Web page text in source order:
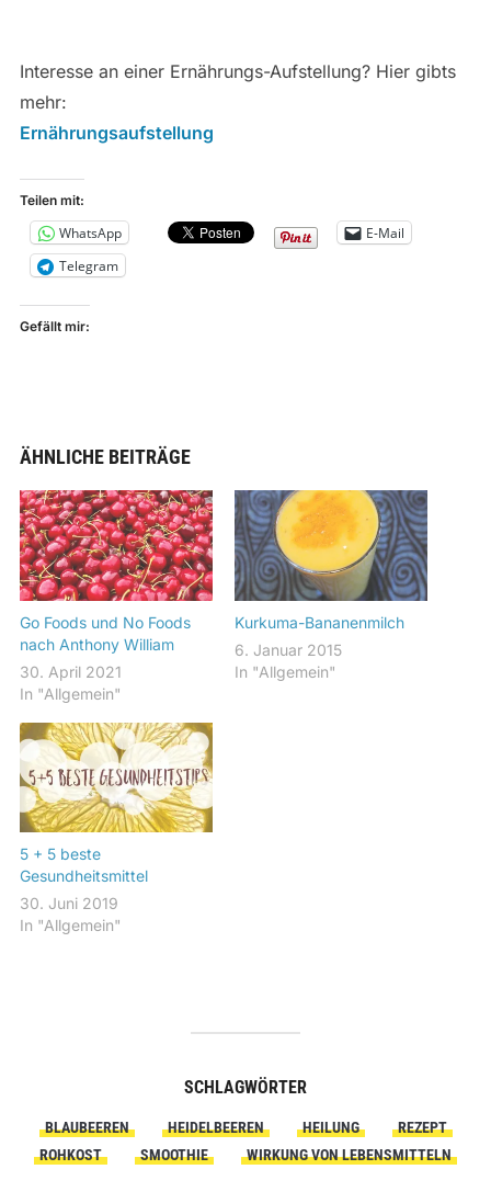
Interesse an einer Ernährungs-Aufstellung? Hier gibts
mehr:
Ernährungsaufstellung
Teilen mit:
WhatsApp
E-Mail
Telegram
Gefällt mir:
ÄHNLICHE BEITRÄGE
Go Foods und No Foods
nach Anthony William
30. April 2021
In "Allgemein"
Kurkuma-Bananenmilch
6. Januar 2015
In "Allgemein"
5 + 5 beste
Gesundheitsmittel
30. Juni 2019
In "Allgemein"
SCHLAGWÖRTER
BLAUBEEREN HEIDELBEEREN HEILUNG
REZEPT
ROHKOST
SMOOTHIE WIRKUNG VON LEBENSMITTELN